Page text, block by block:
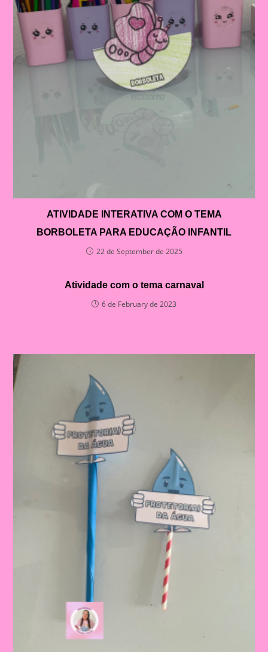
ATIVIDADE INTERATIVA COM O TEMA
BORBOLETA PARA EDUCAÇÃO INFANTIL
22 de September de 2025
Atividade com o tema carnaval
6 de February de 2023